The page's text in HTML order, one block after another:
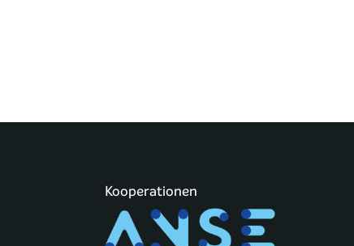
Kooperationen